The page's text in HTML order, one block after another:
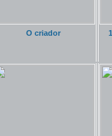
O criador